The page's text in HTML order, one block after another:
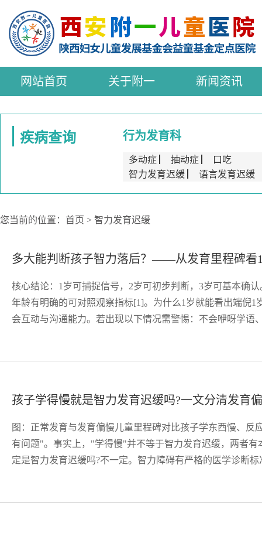
网站首页 关于附一 新闻资讯
疾病查询 行为发育科
多动症 抽动症
口吃
智力发育迟缓
语言发育迟缓
您当前的位置： 首页 > 智力发育迟缓
多大能判断孩子智力落后？——从发育里程碑看
核心结论：1岁可捕捉信号，2岁可初步判断，3岁可基本确
年龄有明确的可对照观察指标[1]。为什么1岁就能看出端倪
会互动与沟通能力。若出现以下情况需警惕：不会咿呀学语
孩子学得慢就是智力发育迟缓吗?一文分清发育
图：正常发育与发育偏慢儿童里程碑对比孩子学东西慢、反
有问题"。事实上，"学得慢"并不等于智力发育迟缓，两者
定是智力发育迟缓吗?不一定。智力障碍有严格的医学诊断